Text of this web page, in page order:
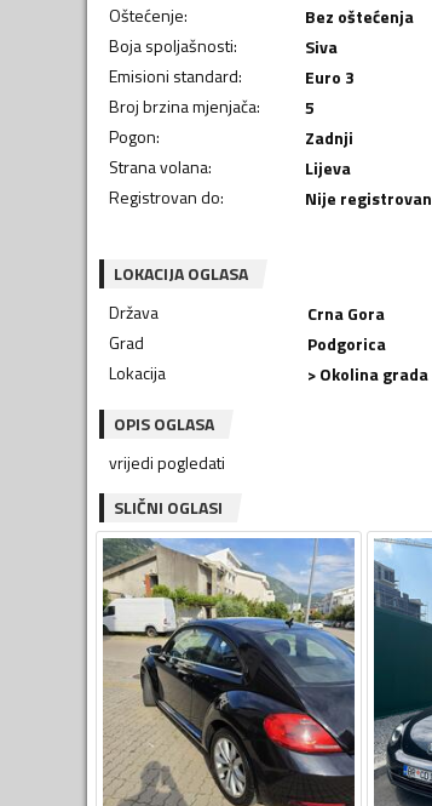
Oštećenje:
Bez oštećenja
Boja spoljašnosti:
Siva
Emisioni standard:
Euro 3
Broj brzina mjenjača:
5
Pogon:
Zadnji
Strana volana:
Lijeva
Registrovan do: Nije registrovan
LOKACIJA OGLASA
Država
Crna Gora
Grad
Podgorica
Lokacija
> Okolina grada
OPIS OGLASA
vrijedi pogledati
SLIČNI OGLASI